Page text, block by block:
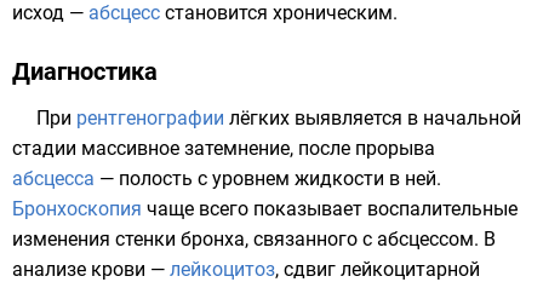
исход — абсцесс становится хроническим.
Диагностика
При рентгенографии лёгких выявляется в начальной
стадии массивное затемнение, после прорыва
абсцесса — полость с уровнем жидкости в ней.
Бронхоскопия чаще всего показывает воспалительные
изменения стенки бронха, связанного с абсцессом. В
анализе крови — лейкоцитоз, сдвиг лейкоцитарной